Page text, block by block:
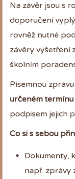
Na závěr jsou s
doporučení
rovněž nutné
závěry vyšetření
školním
Písemnou
určeném termínu
podpisem jejich
Co si s sebou
Dokumenty,
např. zprávy